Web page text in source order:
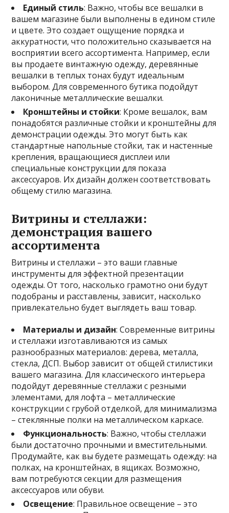
Единый стиль: Важно, чтобы все вешалки в
вашем магазине были выполнены в едином стиле
и цвете. Это создает ощущение порядка и
аккуратности, что положительно сказывается на
восприятии всего ассортимента. Например, если
вы продаете винтажную одежду, деревянные
вешалки в теплых тонах будут идеальным
выбором. Для современного бутика подойдут
лаконичные металлические вешалки.
Кронштейны и стойки: Кроме вешалок, вам
понадобятся различные стойки и кронштейны для
демонстрации одежды. Это могут быть как
стандартные напольные стойки, так и настенные
крепления, вращающиеся дисплеи или
специальные конструкции для показа
аксессуаров. Их дизайн должен соответствовать
общему стилю магазина.
Витрины и стеллажи:
демонстрация вашего
ассортимента
Витрины и стеллажи – это ваши главные
инструменты для эффектной презентации
одежды. От того, насколько грамотно они будут
подобраны и расставлены, зависит, насколько
привлекательно будет выглядеть ваш товар.
Материалы и дизайн: Современные витрины
и стеллажи изготавливаются из самых
разнообразных материалов: дерева, металла,
стекла, ДСП. Выбор зависит от общей стилистики
вашего магазина. Для классического интерьера
подойдут деревянные стеллажи с резными
элементами, для лофта – металлические
конструкции с грубой отделкой, для минимализма
– стеклянные полки на металлическом каркасе.
Функциональность: Важно, чтобы стеллажи
были достаточно прочными и вместительными.
Продумайте, как вы будете размещать одежду: на
полках, на кронштейнах, в ящиках. Возможно,
вам потребуются секции для размещения
аксессуаров или обуви.
Освещение: Правильное освещение – это